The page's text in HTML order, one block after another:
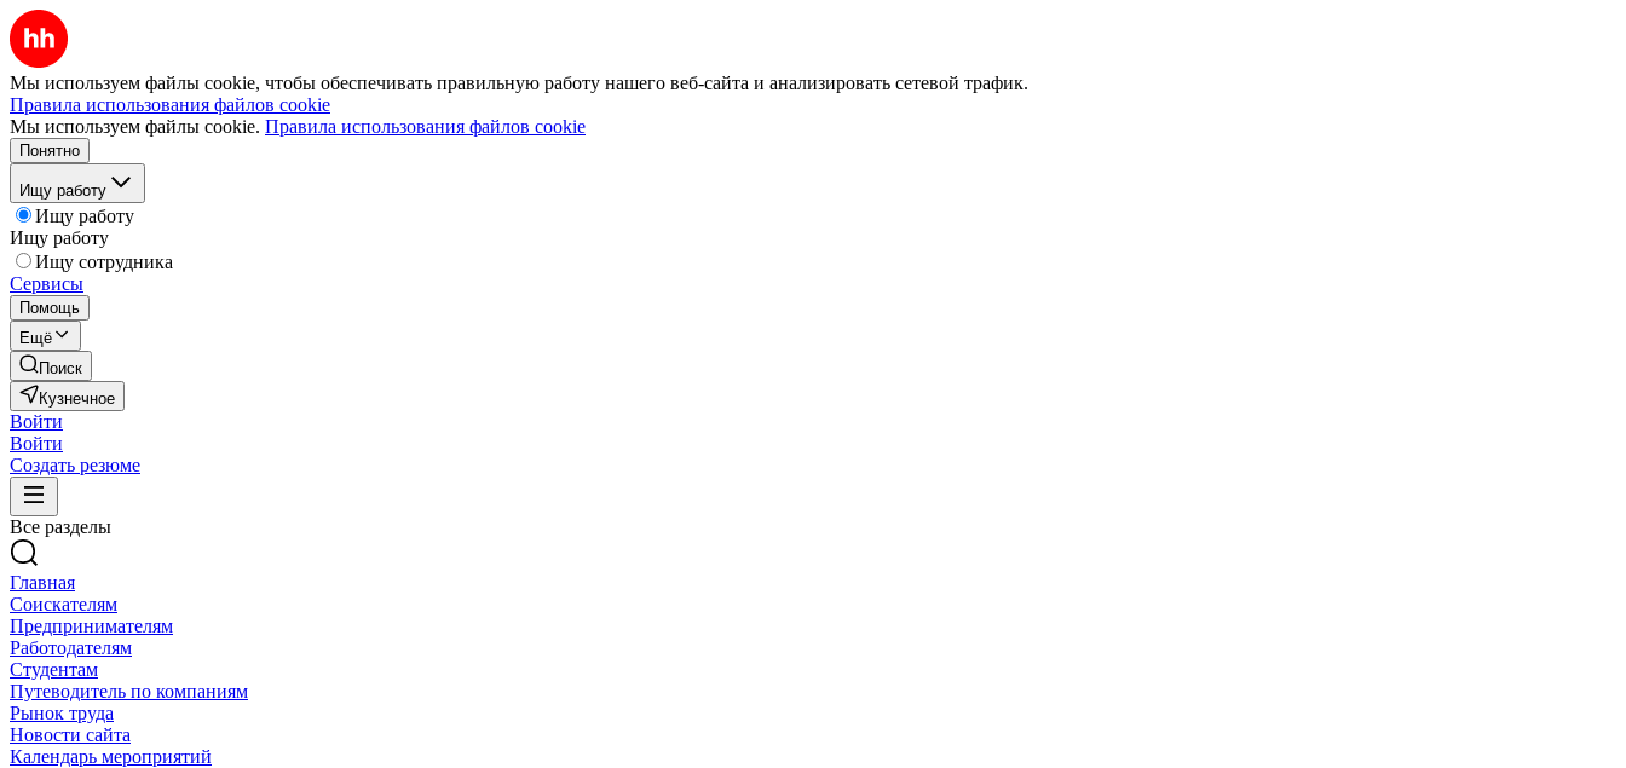
Мы используем файлы cookie, чтобы обеспечивать правильную работу нашего веб-сайта и анализировать сетевой трафик.
Правила использования файлов cookie
Мы используем файлы cookie. Правила использования файлов cookie
Понятно
Ищу работу
Ищу работу
Ищу работу
Ищу сотрудника
Сервисы
Помощь
Ещё
Поиск
Кузнечное
Войти
Войти
Создать резюме
Все разделы
Главная
Соискателям
Предпринимателям
Работодателям
Студентам
Путеводитель по компаниям
Рынок труда
Новости сайта
Календарь мероприятий